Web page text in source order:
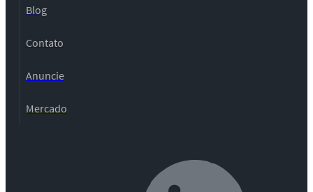
Blog
Contato
Anuncie
Mercado